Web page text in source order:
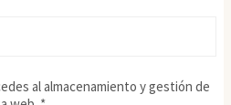
al almacenamiento y gestión de